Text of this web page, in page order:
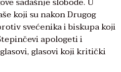
koji su nakon Drugog
svećenika i biskupa koji
apologeti i
glasovi koji kritički